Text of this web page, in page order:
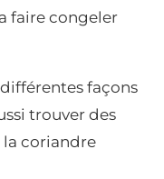
faire congeler
façons
trouver des
la coriandre